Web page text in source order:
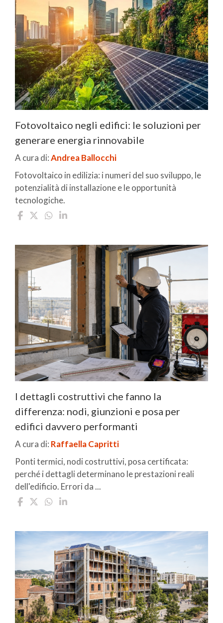
Fotovoltaico negli edifici: le soluzioni per
generare energia rinnovabile
A cura di:Andrea Ballocchi
Fotovoltaico in edilizia: i numeri del suo sviluppo, le
potenzialità di installazione e le opportunità
tecnologiche.
I dettagli costruttivi che fanno la
differenza: nodi, giunzioni e posa per
edifici davvero performanti
A cura di: Raffaella Capritti
Ponti termici, nodi costruttivi, posa certificata:
perché i dettagli determinano le prestazioni reali
dell'edificio. Errori da ...